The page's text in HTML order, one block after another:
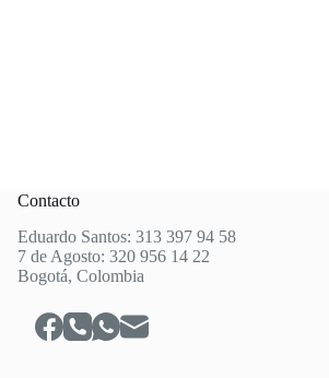
Contacto
Eduardo Santos: 313 397 94 58
7 de Agosto: 320 956 14 22
Bogotá, Colombia